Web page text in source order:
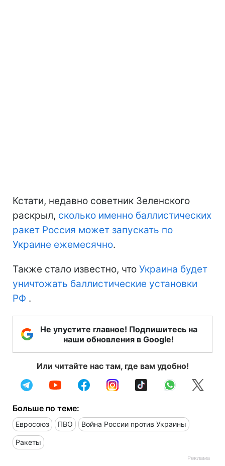
Кстати, недавно советник Зеленского
раскрыл, сколько именно баллистических
ракет Россия может запускать по
Украине ежемесячно.
Также стало известно, что Украина будет
уничтожать баллистические установки
РФ .
Не упустите главное! Подпишитесь на
наши обновления в Google!
Или читайте нас там, где вам удобно!
Больше по теме:
Евросоюз ПВО Война России против Украины
Ракеты